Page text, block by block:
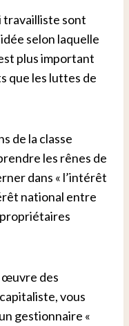
travailliste sont
selon laquelle
plus important
que les luttes de
de la classe
les rênes de
dans « l’intérêt
national entre
œuvre des
vous
gestionnaire «